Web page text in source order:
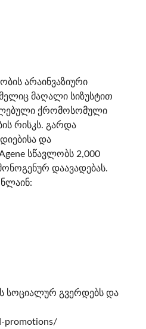
არაინვაზიური
მაღალი სიზუსტით
ქრომოსომული
რისკს. გარდა
და
სწავლობს 2,000
დაავადებას.
სოციალურ გვერდებს და
promotions/